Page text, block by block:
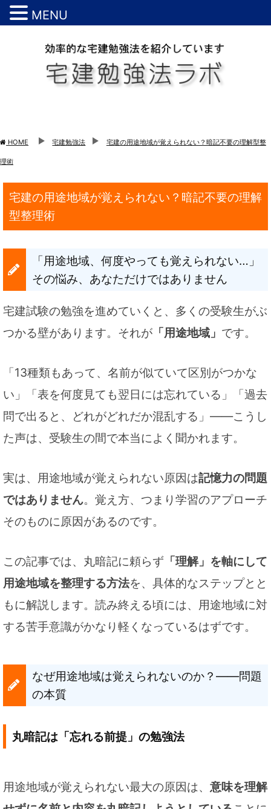
HOME 宅建勉強法 宅建の用途地域が覚えられない？暗記不要の理解型整
理術
宅建の用途地域が覚えられない？暗記不要の理解
型整理術
「用途地域、何度やっても覚えられない…」
その悩み、あなただけではありません
宅建試験の勉強を進めていくと、多くの受験生がぶ
つかる壁があります。それが 「用途地域」 です。
「13種類もあって、名前が似ていて区別がつかな
い」「表を何度見ても翌日には忘れている」「過去
問で出ると、どれがどれだか混乱する」——こうし
た声は、受験生の間で本当によく聞かれます。
実は、用途地域が覚えられない原因は記憶力の問題
ではありません。覚え方、つまり学習のアプローチ
そのものに原因があるのです。
この記事では、丸暗記に頼らず 「理解」を軸にして
用途地域を整理する方法を、具体的なステップとと
もに解説します。読み終える頃には、用途地域に対
する苦手意識がかなり軽くなっているはずです。
なぜ用途地域は覚えられないのか？——問題
の本質
丸暗記は「忘れる前提」の勉強法
用途地域が覚えられない最大の原因は、 意味を理解
MENU